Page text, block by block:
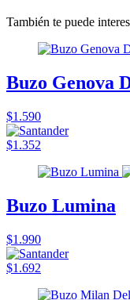
También te puede
Buzo Genova
$1.590
$1.352
Buzo Lumina
$1.990
$1.692